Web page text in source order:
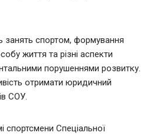
занять спортом, формування
життя та різні аспекти
порушеннями розвитку.
отримати юридичний
СОУ.
спортсмени Спеціальної